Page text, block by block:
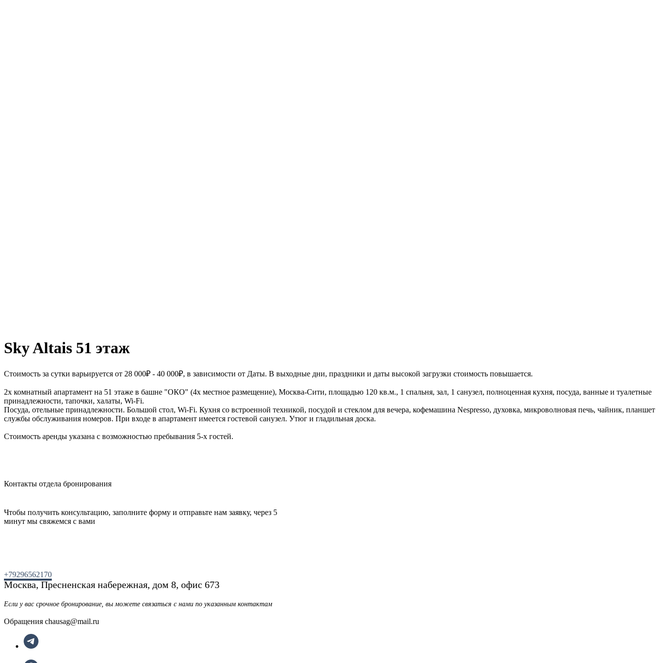
Sky Altais 51 этаж
Стоимость за сутки варьируется от 28 000₽ - 40 000₽, в зависимости от Даты. В выходные дни, праздники и даты высокой загрузки стоимость повышается.
2х комнатный апартамент на 51 этаже в башне "ОКО" (4х местное размещение), Москва-Сити, площадью 120 кв.м., 1 спальня, зал, 1 санузел, полноценная кухня, посуда, ванные и туалетные
принадлежности, тапочки, халаты, Wi-Fi.
Посуда, отельные принадлежности. Большой стол, Wi-Fi. Кухня со встроенной техникой, посудой и стеклом для вечера, кофемашина Nespresso, духовка, микроволновая печь, чайник, планшет
службы обслуживания номеров. При входе в апартамент имеется гостевой санузел. Утюг и гладильная доска.
Стоимость аренды указана с возможностью пребывания 5-х гостей.
Контакты отдела бронирования
Чтобы получить консультацию, заполните форму и отправьте нам заявку, через 5
минут мы свяжемся с вами
+79296562170
Москва, Пресненская набережная, дом 8, офис 673
Если у вас срочное бронирование, вы можете связаться с нами по указанным контактам
Обращения chausag@mail.ru